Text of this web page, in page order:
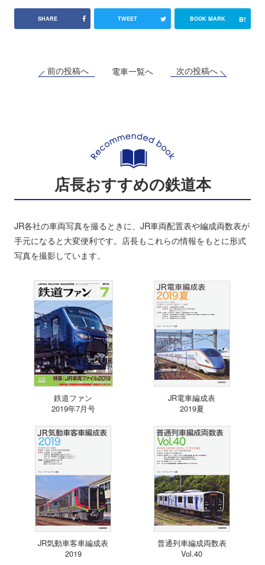
SHARE TWEET BOOK MARK B!
前の投稿へ 電車一覧へ 次の投稿へ
店長おすすめの鉄道本
JR各社の車両写真を撮るときに、JR車両配置表や編成両数表が
手元になると大変便利です。店長もこれらの情報をもとに形式
写真を撮影しています。
鉄道ファン
2019年7月号
JR電車編成表
2019夏
JR気動車客車編成表
2019
普通列車編成両数表
Vol.40